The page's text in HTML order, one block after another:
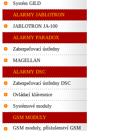
Systém GILD
ALARMY JABLOTRON
JABLOTRON JA-100
ALARMY PARADOX
Zabezpečovací ústředny
MAGELLAN
ALARMY DSC
Zabezpečovací ústředny DSC
Ovládací klávesnice
Systémové moduly
GSM MODULY
GSM moduly, příslušenství GSM